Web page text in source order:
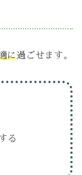
に過ごせます。
る